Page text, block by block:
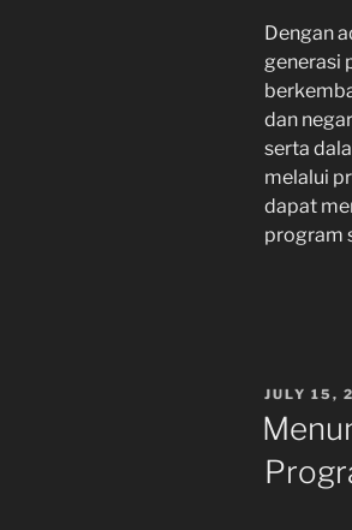
Dengan
generasi
dan
serta
melalui
dapat
program
POSTED
JULY 15,